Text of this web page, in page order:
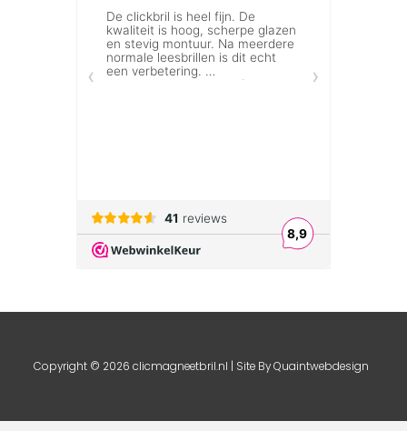
Copyright © 2026 clicmagneetbril.nl | Site ByQuaintwebdesign